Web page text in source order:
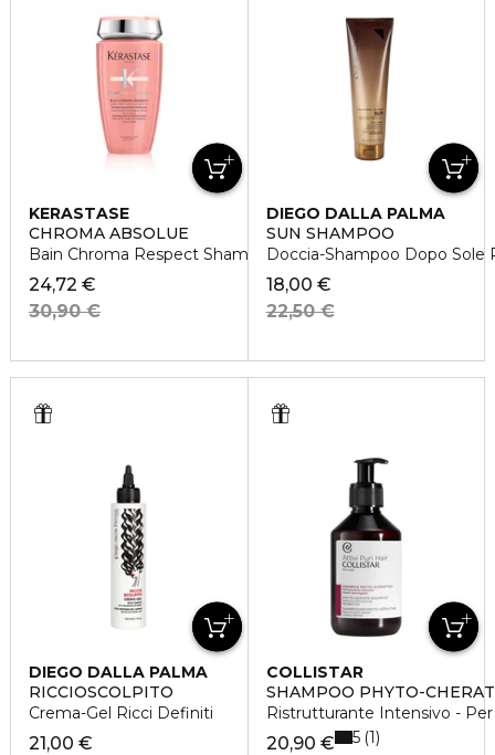
KERASTASE
CHROMA ABSOLUE
Bain Chroma Respect Shampoo idratante
24,72 €
30,90 €
DIEGO DALLA PALMA
SUN SHAMPOO
Doccia-Shampoo Dopo Sole
18,00 €
22,50 €
DIEGO DALLA PALMA
RICCIOSCOLPITO
Crema-Gel Ricci Definiti
21,00 €
COLLISTAR
SHAMPOO PHYTO-
Ristrutturante Intensivo -
20,90 € 5 1